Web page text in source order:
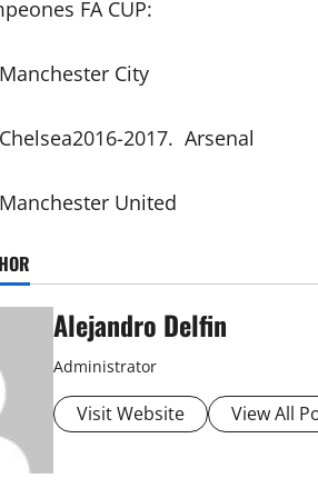
FA CUP:
City
2017. Arsenal
United
Alejandro Delfin
Administrator
Visit Website View All